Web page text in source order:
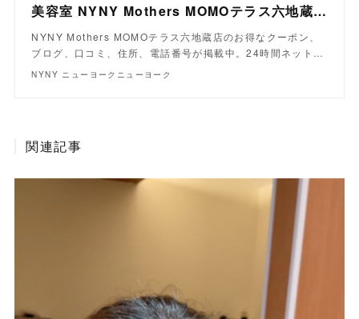
美容室 NYNY Mothers MOMOテラス六地蔵店｜ヘアサロン・美容院｜ニューヨークニューヨーク
NYNY Mothers MOMOテラス六地蔵店のお得なクーポン、
ブログ、口コミ、住所、電話番号が掲載中。24時間ネット…
NYNY ニューヨークニューヨーク
関連記事